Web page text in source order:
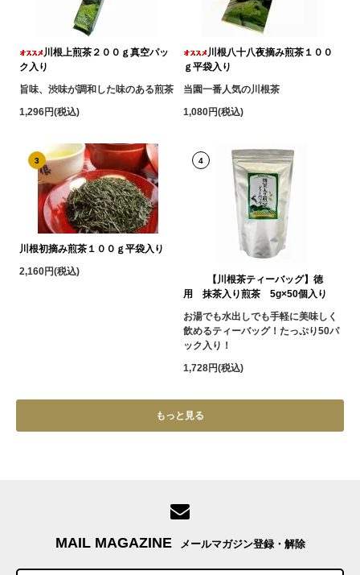
川根上煎茶２００ｇ真空パッ
ク入り
旨味、渋味が調和した味のある煎茶
1,296円(税込)
川根八十八夜摘み煎茶１００
ｇ平袋入り
当園一番人気の川根茶
1,080円(税込)
3
川根初摘み煎茶１００ｇ平袋入り
2,160円(税込)
4
【川根茶ティーバッグ】徳
用 抹茶入り煎茶 5g×50個入り
お湯でも水出しでも手軽に美味しく
飲めるティーバッグ！たっぷり50パ
ック入り！
1,728円(税込)
もっと見る
MAIL MAGAZINE メールマガジン登録・解除